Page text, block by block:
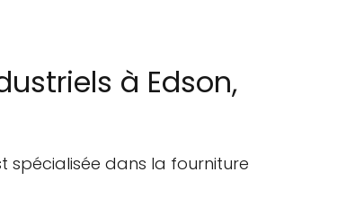
à Edson,
spécialisée dans la fourniture